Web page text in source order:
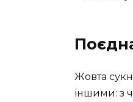
Жовта
іншими: з